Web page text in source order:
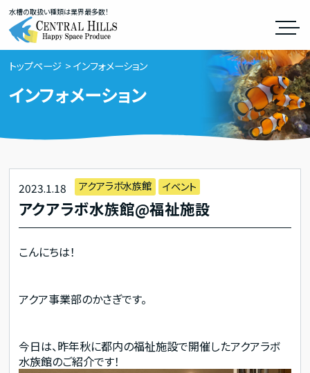
水槽の取扱い種類は業界最多数！
トップページ インフォメーション
インフォメーション
2023.1.18 アクアラボ水族館 イベント
アクアラボ水族館@福祉施設
こんにちは！
アクア事業部のかさぎです。
今日は、昨年秋に都内の福祉施設で開催したアクアラボ
水族館のご紹介です！